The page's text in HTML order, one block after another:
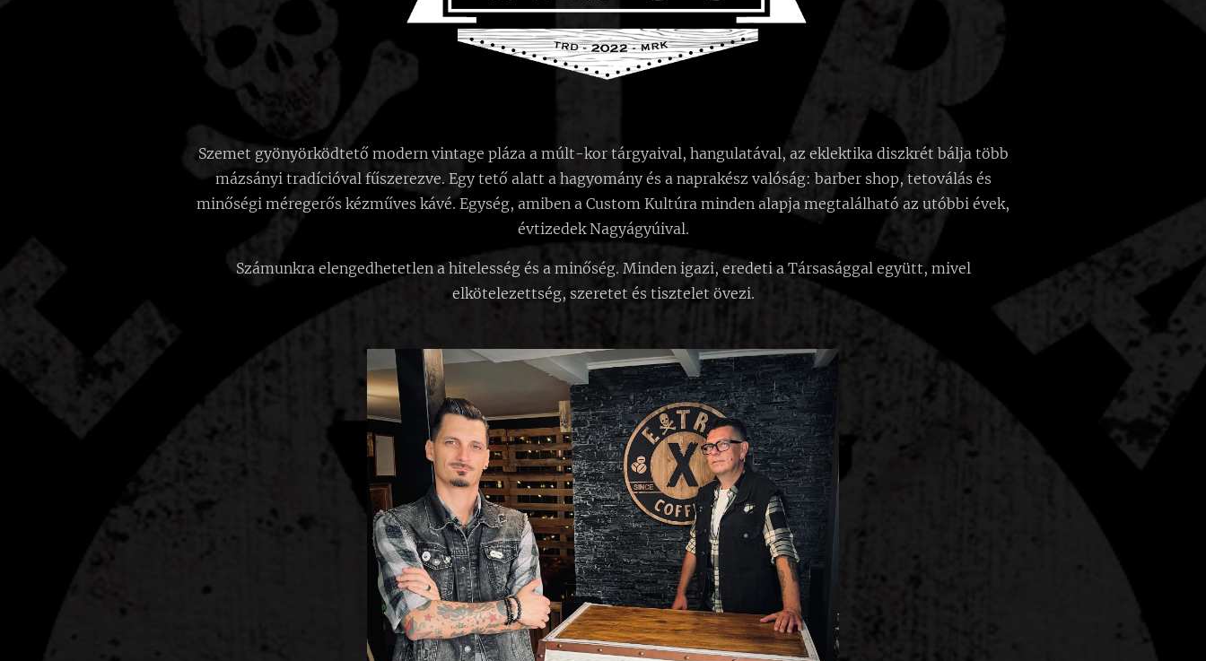
Szemet gyönyörködtető modern vintage pláza a múlt-kor tárgyaival, hangulatával, az eklektika diszkrét bálja több
mázsányi tradícióval fűszerezve. Egy tető alatt a hagyomány és a naprakész valóság: barber shop, tetoválás és
minőségi méregerős kézműves kávé. Egység, amiben a Custom Kultúra minden alapja megtalálható az utóbbi évek,
évtizedek Nagyágyúival.
Számunkra elengedhetetlen a hitelesség és a minőség. Minden igazi, eredeti a Társasággal együtt, mivel
elkötelezettség, szeretet és tisztelet övezi.